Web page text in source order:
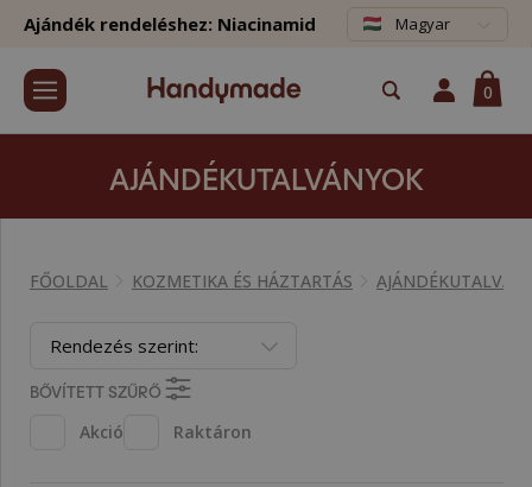
Ajándék rendeléshez: Niacinamid Magyar
0
AJÁNDÉKUTALVÁNYOK
FŐOLDAL KOZMETIKA ÉS HÁZTARTÁS
Rendezés szerint:
BŐVÍTETT SZŰRŐ
Akció
Raktáron